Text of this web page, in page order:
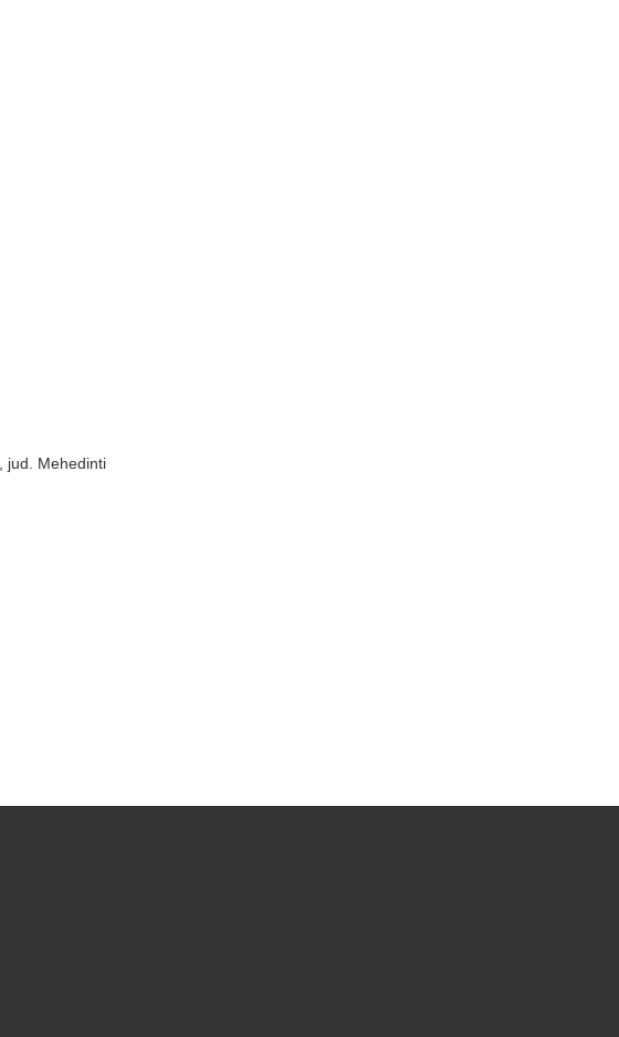
, jud. Mehedinti